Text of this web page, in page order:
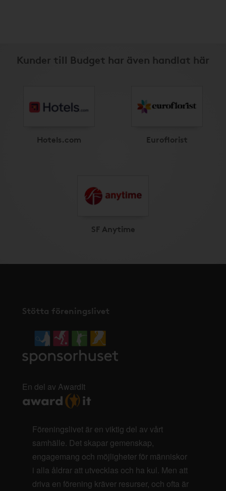
Kunder till Budget har även handlat här
Hotels.com Euroflorist
SF Anytime
Stötta föreningslivet
En del av AwardIt
Föreningslivet är en viktig del av vårt
samhälle. Det skapar gemenskap,
engagemang och möjligheter för människor
i alla åldrar att utvecklas och ha kul. Men att
driva en förening kräver resurser, och ofta är